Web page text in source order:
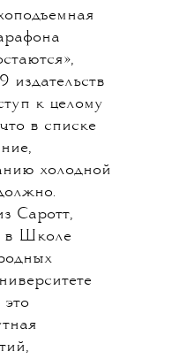
издательств
к целому
в списке
холодной
Саротт,
в Школе